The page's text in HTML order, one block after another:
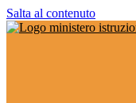
Salta al contenuto